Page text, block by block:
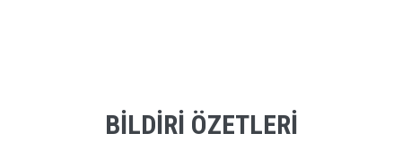
BİLDİRİ ÖZETLERİ